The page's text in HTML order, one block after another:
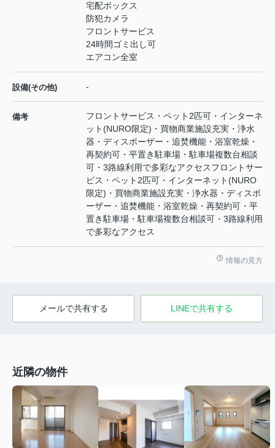
宅配ボックス
防犯カメラ
フロントサービス
24時間ゴミ出し可
エアコン全室
設備(その他) -
備考
フロントサービス・ペット2匹可・インターネ
ット(NURO限定)・買物商業施設充実・浄水
器・ディスポーザー・追焚機能・浴室乾燥・
再契約可・平置き駐車場・駐車場複数台相談
可・3路線利用で多彩なアクセスフロントサー
ビス・ペット2匹可・インターネット(NURO
限定)・買物商業施設充実・浄水器・ディスポ
ーザー・追焚機能・浴室乾燥・再契約可・平
置き駐車場・駐車場複数台相談可・3路線利用
で多彩なアクセス
情報の見方
メールで共有する LINEで共有する
近隣の物件